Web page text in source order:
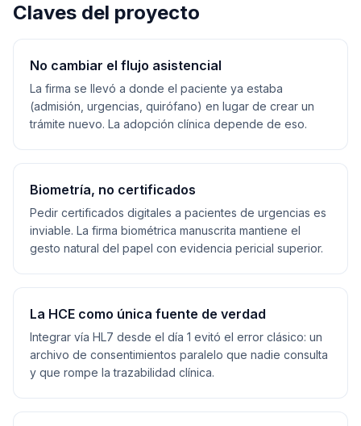
Claves del proyecto
No cambiar el flujo asistencial
La firma se llevó a donde el paciente ya estaba
(admisión, urgencias, quirófano) en lugar de crear un
trámite nuevo. La adopción clínica depende de eso.
Biometría, no certificados
Pedir certificados digitales a pacientes de urgencias es
inviable. La firma biométrica manuscrita mantiene el
gesto natural del papel con evidencia pericial superior.
La HCE como única fuente de verdad
Integrar vía HL7 desde el día 1 evitó el error clásico: un
archivo de consentimientos paralelo que nadie consulta
y que rompe la trazabilidad clínica.